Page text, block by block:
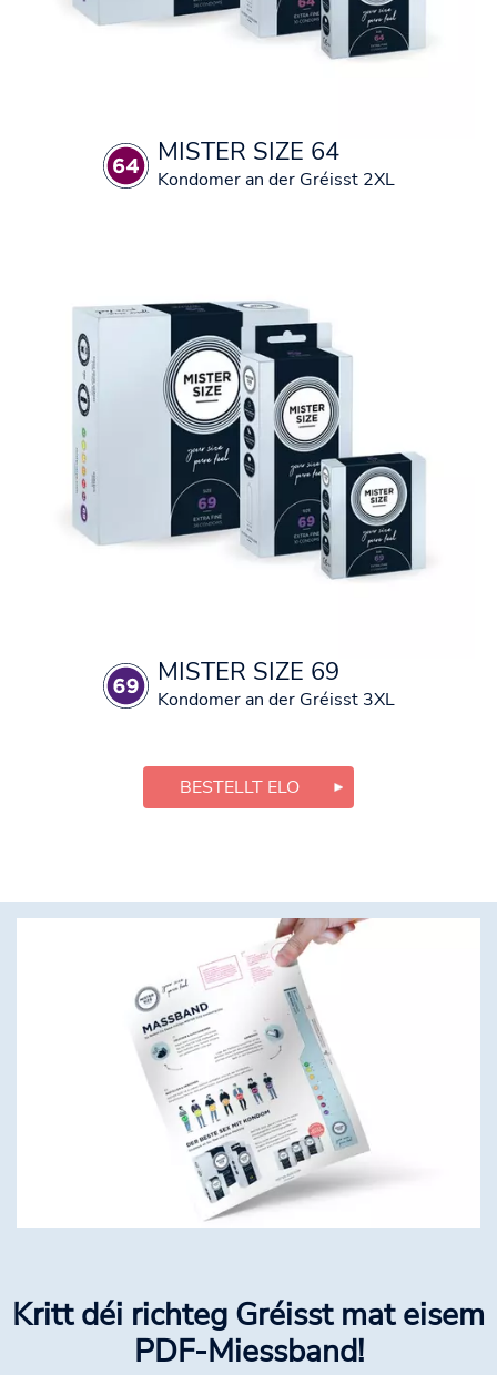
MISTER SIZE 64
Kondomer an der Gréisst 2XL
MISTER SIZE 69
Kondomer an der Gréisst 3XL
BESTELLT ELO
Kritt déi richteg Gréisst mat eisem
PDF-Miessband!